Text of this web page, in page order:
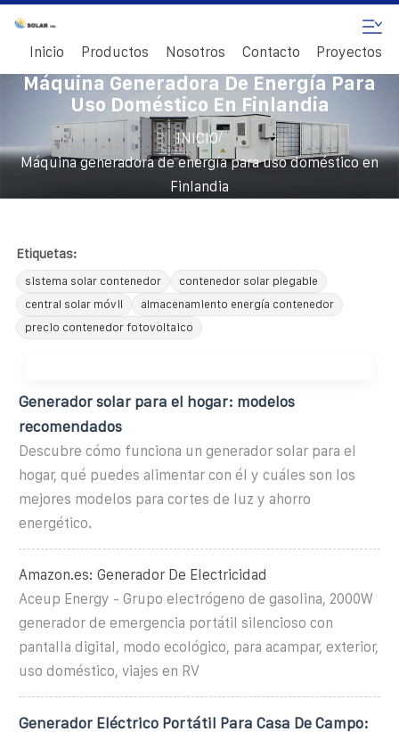
Inicio Productos Nosotros Contacto Proyectos
Máquina Generadora De Energía Para
Uso Doméstico En Finlandia
INICIO/
Máquina generadora de energía para uso doméstico en
Finlandia
Etiquetas:
sistema solar contenedor
contenedor solar plegable
central solar móvil
almacenamiento energía contenedor
precio contenedor fotovoltaico
Generador solar para el hogar: modelos
recomendados
Descubre cómo funciona un generador solar para el
hogar, qué puedes alimentar con él y cuáles son los
mejores modelos para cortes de luz y ahorro
energético.
Amazon.es: Generador De Electricidad
Aceup Energy - Grupo electrógeno de gasolina, 2000W
generador de emergencia portátil silencioso con
pantalla digital, modo ecológico, para acampar, exterior,
uso doméstico, viajes en RV
Generador Eléctrico Portátil Para Casa De Campo: